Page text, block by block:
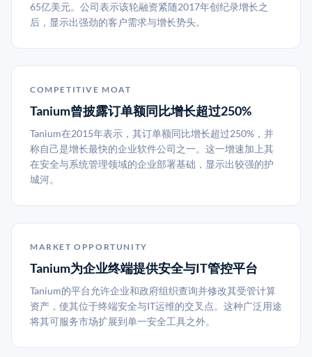
65亿美元。公司表示该轮融资紧随2017年创纪录增长之
后，显示出强劲的客户需求与增长势头。
COMPETITIVE MOAT
Tanium曾披露订单额同比增长超过250%
Tanium在2015年表示，其订单额同比增长超过250%，并
称自己是增长最快的企业软件公司之一。这一增速加上其
在安全与系统管理领域的企业部署基础，显示出较强的护
城河。
MARKET OPPORTUNITY
Tanium为企业终端提供安全与IT管控平台
Tanium的平台允许企业和政府组织查询并修改其受管计算
资产，使其位于终端安全与IT运维的交叉点。这种广泛用途
将其可服务市场扩展到单一安全工具之外。